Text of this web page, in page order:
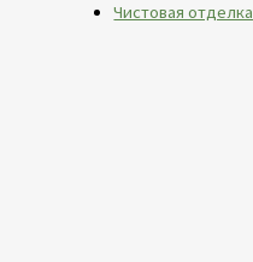
Чистовая отделка